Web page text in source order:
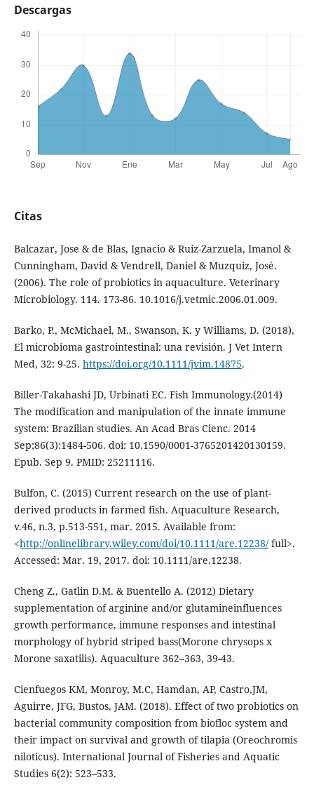
Descargas
Citas
Balcazar, Jose & de Blas, Ignacio & Ruiz-Zarzuela, Imanol &
Cunningham, David & Vendrell, Daniel & Muzquiz, José.
(2006). The role of probiotics in aquaculture. Veterinary
Microbiology. 114. 173-86. 10.1016/j.vetmic.2006.01.009.
Barko, P., McMichael, M., Swanson, K. y Williams, D. (2018),
El microbioma gastrointestinal: una revisión. J Vet Intern
Med, 32: 9-25. https://doi.org/10.1111/jvim.14875.
Biller-Takahashi JD, Urbinati EC. Fish Immunology.(2014)
The modification and manipulation of the innate immune
system: Brazilian studies. An Acad Bras Cienc. 2014
Sep;86(3):1484-506. doi: 10.1590/0001-3765201420130159.
Epub. Sep 9. PMID: 25211116.
Bulfon, C. (2015) Current research on the use of plant-
derived products in farmed fish. Aquaculture Research,
v.46, n.3, p.513-551, mar. 2015. Available from:
<http://onlinelibrary.wiley.com/doi/10.1111/are.12238/full>.
Accessed: Mar. 19, 2017. doi: 10.1111/are.12238.
Cheng Z., Gatlin D.M. & Buentello A. (2012) Dietary
supplementation of arginine and/or glutamineinfluences
growth performance, immune responses and intestinal
morphology of hybrid striped bass(Morone chrysops x
Morone saxatilis). Aquaculture 362–363, 39-43.
Cienfuegos KM, Monroy, M.C, Hamdan, AP, Castro,JM,
Aguirre, JFG, Bustos, JAM. (2018). Effect of two probiotics on
bacterial community composition from biofloc system and
their impact on survival and growth of tilapia (Oreochromis
niloticus). International Journal of Fisheries and Aquatic
Studies 6(2): 523–533.